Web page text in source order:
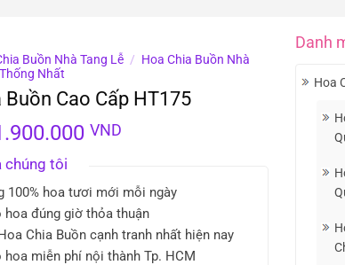
Danh
Hoa
Buồn Nhà Tang Lễ / Hoa Chia Buồn Nhà
Nhất
Buồn Cao Cấp HT175
VND.
VNDGiá
là:
1.900.000 VND.
chúng tôi
100% hoa tươi mới mỗi ngày
hoa đúng giờ thỏa thuận
Chia Buồn cạnh tranh nhất hiện nay
miễn phí nội thành Tp. HCM